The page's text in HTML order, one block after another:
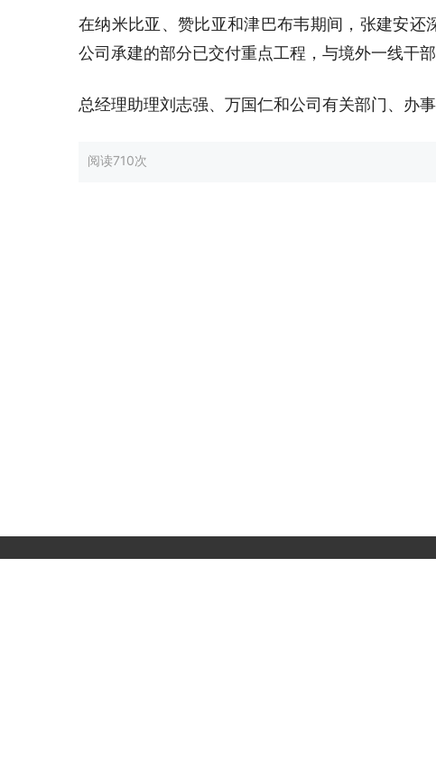
在纳米比亚、赞比亚和津巴布韦期间，张建安
公司承建的部分已交付重点工程，与境外一线干部
总经理助理刘志强、万国仁和公司有关部门、办
阅读710次